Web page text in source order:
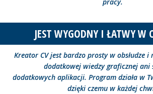
pracy.
JEST WYGODNY I ŁATWY W
Kreator CV jest bardzo prosty w obsłudze i
dodatkowej wiedzy graficznej ani
dodatkowych aplikacji. Program działa w
dzięki czemu w każdej